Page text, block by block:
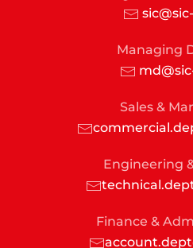
Managing
Sales &
Engineering
Finance &